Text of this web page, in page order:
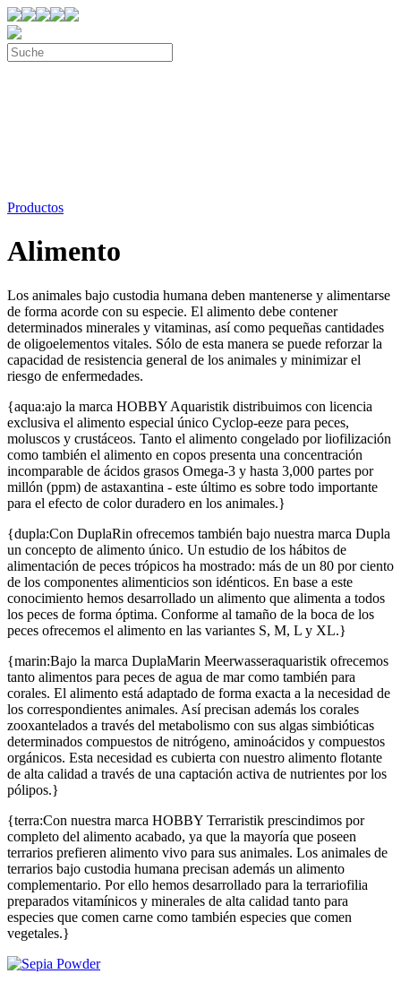
Productos
Alimento
Los animales bajo custodia humana deben mantenerse y alimentarse
de forma acorde con su especie. El alimento debe contener
determinados minerales y vitaminas, así como pequeñas cantidades
de oligoelementos vitales. Sólo de esta manera se puede reforzar la
capacidad de resistencia general de los animales y minimizar el
riesgo de enfermedades.
{aqua:ajo la marca HOBBY Aquaristik distribuimos con licencia
exclusiva el alimento especial único Cyclop-eeze para peces,
moluscos y crustáceos. Tanto el alimento congelado por liofilización
como también el alimento en copos presenta una concentración
incomparable de ácidos grasos Omega-3 y hasta 3,000 partes por
millón (ppm) de astaxantina - este último es sobre todo importante
para el efecto de color duradero en los animales.}
{dupla:Con DuplaRin ofrecemos también bajo nuestra marca Dupla
un concepto de alimento único. Un estudio de los hábitos de
alimentación de peces trópicos ha mostrado: más de un 80 por ciento
de los componentes alimenticios son idénticos. En base a este
conocimiento hemos desarrollado un alimento que alimenta a todos
los peces de forma óptima. Conforme al tamaño de la boca de los
peces ofrecemos el alimento en las variantes S, M, L y XL.}
{marin:Bajo la marca DuplaMarin Meerwasseraquaristik ofrecemos
tanto alimentos para peces de agua de mar como también para
corales. El alimento está adaptado de forma exacta a la necesidad de
los correspondientes animales. Así precisan además los corales
zooxantelados a través del metabolismo con sus algas simbióticas
determinados compuestos de nitrógeno, aminoácidos y compuestos
orgánicos. Esta necesidad es cubierta con nuestro alimento flotante
de alta calidad a través de una captación activa de nutrientes por los
pólipos.}
{terra:Con nuestra marca HOBBY Terraristik prescindimos por
completo del alimento acabado, ya que la mayoría que poseen
terrarios prefieren alimento vivo para sus animales. Los animales de
terrarios bajo custodia humana precisan además un alimento
complementario. Por ello hemos desarrollado para la terrariofilia
preparados vitamínicos y minerales de alta calidad tanto para
especies que comen carne como también especies que comen
vegetales.}